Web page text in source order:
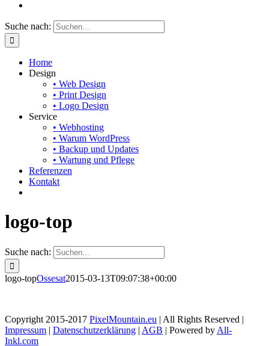
Suche nach:
Home
Design
• Web Design
• Print Design
• Logo Design
Service
• Webhosting
• Warum WordPress
• Backup und Updates
• Wartung und Pflege
Referenzen
Kontakt
logo-top
Suche nach:
logo-topOssesat2015-03-13T09:07:38+00:00
Copyright 2015-2017 PixelMountain.eu | All Rights Reserved |
Impressum | Datenschutzerklärung | AGB | Powered by All-
Inkl.com